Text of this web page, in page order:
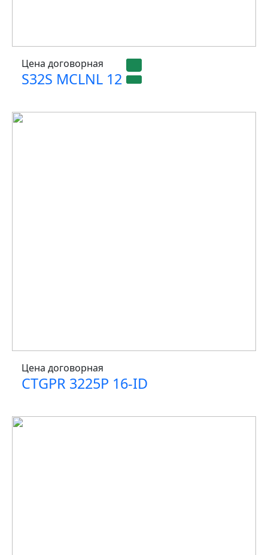
Цена договорная
S32S MCLNL 12
Цена договорная
CTGPR 3225P 16-ID